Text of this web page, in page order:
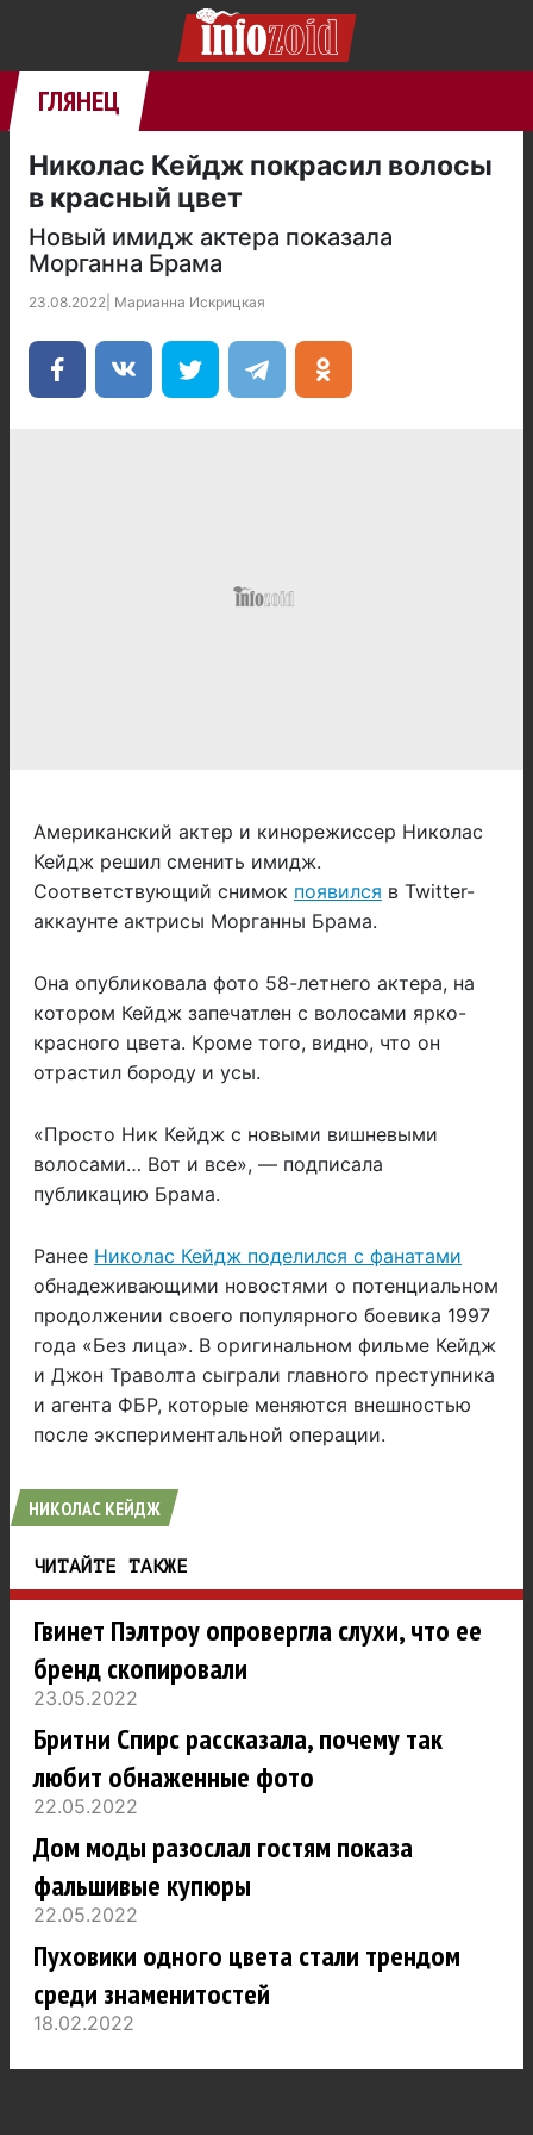
ГЛЯНЕЦ
Николас Кейдж покрасил волосы
в красный цвет
Новый имидж актера показала
Морганна Брама
23.08.2022 Марианна Искрицкая
Американский актер и кинорежиссер Николас
Кейдж решил сменить имидж.
Соответствующий снимок появился в Twitter-
аккаунте актрисы Морганны Брама.
Она опубликовала фото 58-летнего актера, на
котором Кейдж запечатлен с волосами ярко-
красного цвета. Кроме того, видно, что он
отрастил бороду и усы.
«Просто Ник Кейдж с новыми вишневыми
волосами… Вот и все», — подписала
публикацию Брама.
Ранее Николас Кейдж поделился с фанатами
обнадеживающими новостями о потенциальном
продолжении своего популярного боевика 1997
года «Без лица». В оригинальном фильме Кейдж
и Джон Траволта сыграли главного преступника
и агента ФБР, которые меняются внешностью
после экспериментальной операции.
НИКОЛАС КЕЙДЖ
ЧИТАЙТЕ ТАКЖЕ
Гвинет Пэлтроу опровергла слухи, что ее
бренд скопировали
23.05.2022
Бритни Спирс рассказала, почему так
любит обнаженные фото
22.05.2022
Дом моды разослал гостям показа
фальшивые купюры
22.05.2022
Пуховики одного цвета стали трендом
среди знаменитостей
18.02.2022